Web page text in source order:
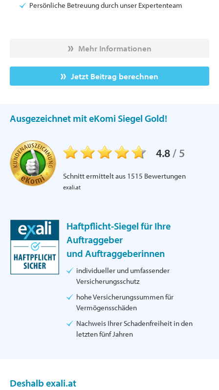
Persönliche Betreuung durch unser Expertenteam
Mehr Informationen
Jetzt Beitrag berechnen
Ausgezeichnet mit eKomi Siegel Gold!
4.8/ 5
Schnitt ermittelt aus 1515 Bewertungen
exali.at
Haftpflicht-Siegel für Ihre
Auftraggeber
und Auftraggeberinnen
individueller und umfassender
Versicherungsschutz
hohe Versicherungssummen für
Vermögensschäden
Nachweis Ihrer Schadenfreiheit in den
letzten fünf Jahren
Deshalb exali.at